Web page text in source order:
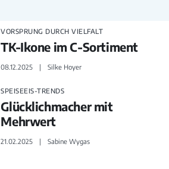
VORSPRUNG DURCH VIELFALT
TK-Ikone im C-Sortiment
08.12.2025 Silke Hoyer
SPEISEEIS-TRENDS
Glücklichmacher mit
Mehrwert
21.02.2025 Sabine Wygas